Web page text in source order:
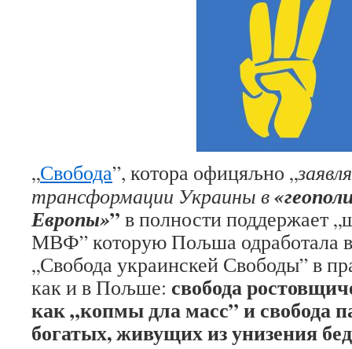
„Свобода”, котора офицяљно „
трансформации Украины в
Европы»” в полности поддержает
МВФ” которую Пољша одработала в
„Свобода украинскей Свободы” в
как и в Пољше: свобода
как „копмы дла масс” и свобода
богатых, живущих из унизения